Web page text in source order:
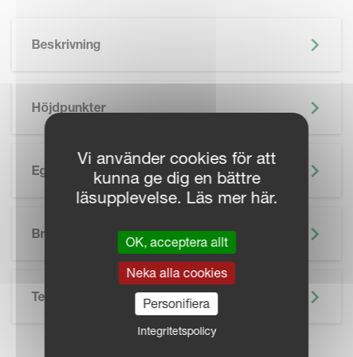
Beskrivning
Höjdpunkter
Egenskaper
Broschyr
Teknisk Specifikation
Vi använder cookies för att
kunna ge dig en bättre
läsupplevelse. Läs mer här.
OK, acceptera allt
Neka alla cookies
Personifiera
Integritetspolicy